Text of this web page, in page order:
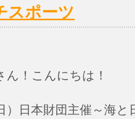
スポーツ
ん！こんにちは！
）日本財団主催～海